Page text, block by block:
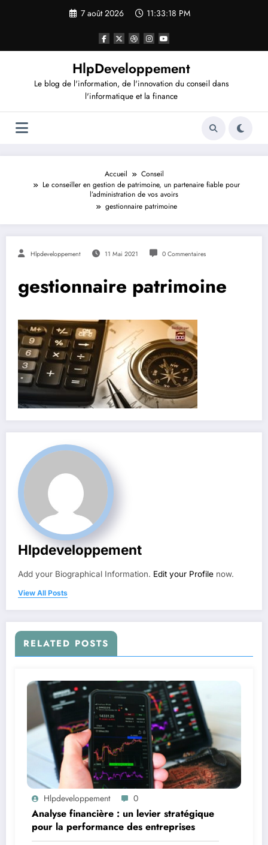
7 août 2026 11:33:19 PM
HlpDeveloppement
Le blog de l'information, de l'innovation du conseil dans
l'informatique et la finance
Accueil
Conseil
Le conseiller en gestion de patrimoine, un partenaire fiable pour
l’administration de vos avoirs
gestionnaire patrimoine
Hlpdeveloppement 11 Mai 2021 0 Commentaires
gestionnaire patrimoine
Hlpdeveloppement
Add your Biographical Information. Edit your Profile now.
View All Posts
RELATED POSTS
Hlpdeveloppement 0
Analyse financière : un levier stratégique
pour la performance des entreprises